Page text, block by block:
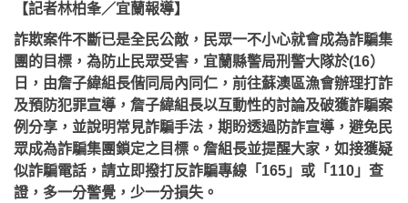
【記者林柏夆／宜蘭報導】
詐欺案件不斷已是全民公敵，民眾一不小心就會成為詐騙集
團的目標，為防止民眾受害，宜蘭縣警局刑警大隊於(16）
日，由詹子緯組長偕同局內同仁，前往蘇澳區漁會辦理打詐
及預防犯罪宣導，詹子緯組長以互動性的討論及破獲詐騙案
例分享，並說明常見詐騙手法，期盼透過防詐宣導，避免民
眾成為詐騙集團鎖定之目標。詹組長並提醒大家，如接獲疑
似詐騙電話，請立即撥打反詐騙專線「165」或「110」查
證，多一分警覺，少一分損失。